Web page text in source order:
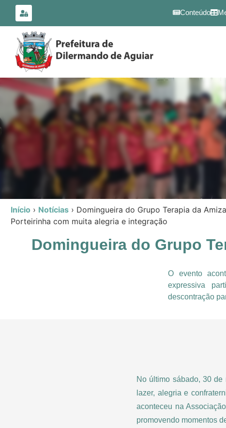
conteúdo
Conteúdo
Início › Notícias › Domingueira do Grupo Terapia da
Porteirinha com muita alegria e integração
Domingueira do Grupo
O evento
expressiva
descontração
No último sábado, 30
lazer, alegria e
aconteceu na
promovendo momentos